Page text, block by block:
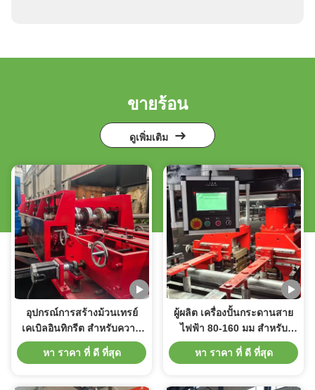
ขายร้อน
ดูเพิ่มเติม
อุปกรณ์การสร้างม้วนเทรย์
เคเบิลอินทิกรีต สําหรับความ
หนา 0.8-1.5 มม.
หา ราคา ที่ ดี ที่สุด
ผู้ผลิต เครื่องปั้นกระดานสาย
ไฟฟ้า 80-160 มม สําหรับ
แหล่งพลังงานไฟฟ้า
หา ราคา ที่ ดี ที่สุด